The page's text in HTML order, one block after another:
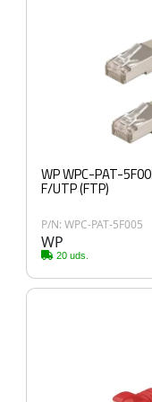
WP WPC-PAT-
F/UTP (FTP)
P/N: WPC-PAT-5F005
WP
20 uds.